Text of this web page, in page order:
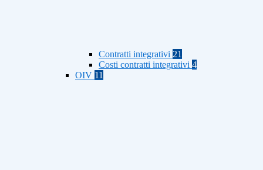
Contratti integrativi 21
Costi contratti integrativi 4
OIV 11